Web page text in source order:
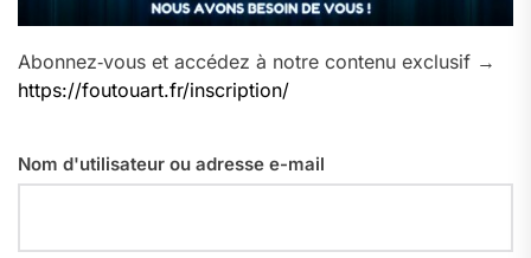
Abonnez‑vous et accédez à notre contenu exclusif →
https://foutouart.fr/inscription/
Nom d'utilisateur ou adresse e-mail